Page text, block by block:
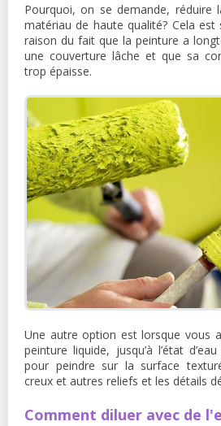
Pourquoi, on se demande, réduire
matériau de haute qualité? Cela est
raison du fait que la peinture a
une couverture lâche et que sa
trop épaisse.
Une autre option est lorsque vous
peinture liquide, jusqu’à l’état
pour peindre sur la surface
creux et autres reliefs et les détails
Comment diluer avec de